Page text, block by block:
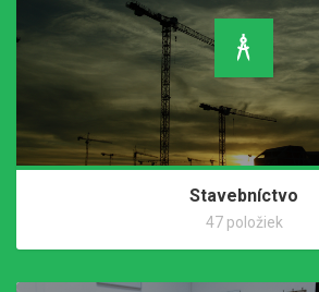
Stavebníctvo
47 položiek